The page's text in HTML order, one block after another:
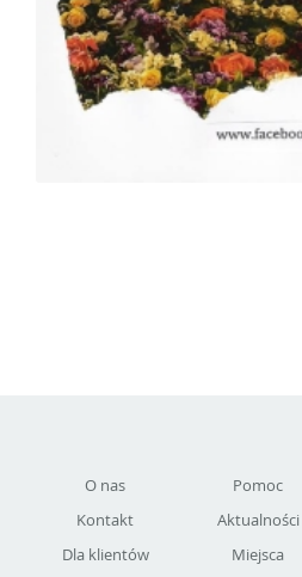
O nas
Kontakt
Dla klientów
Pomoc
Aktualności
Miejsca